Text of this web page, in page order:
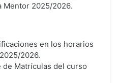
Mentor 2025/2026.
en los horarios
2026.
Matrículas del curso